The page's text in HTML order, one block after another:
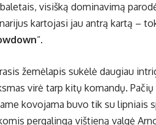
visišką dominavimą
kartojasi jau antrą kartą –
“.
žemėlapis sukėlė daugiau
virė tarp kitų komandų.
kovojama buvo tik su lipniais
pergalingą vištieną valgė